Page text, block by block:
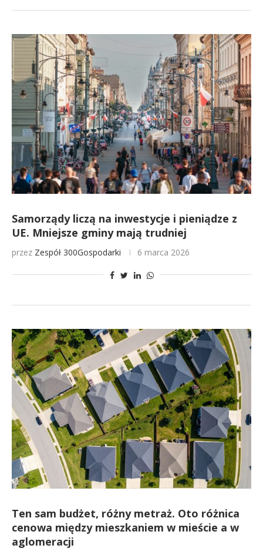
Samorządy liczą na inwestycje i pieniądze z
UE. Mniejsze gminy mają trudniej
przez Zespół 300Gospodarki 6 marca 2026
Ten sam budżet, różny metraż. Oto różnica
cenowa między mieszkaniem w mieście a w
aglomeracji